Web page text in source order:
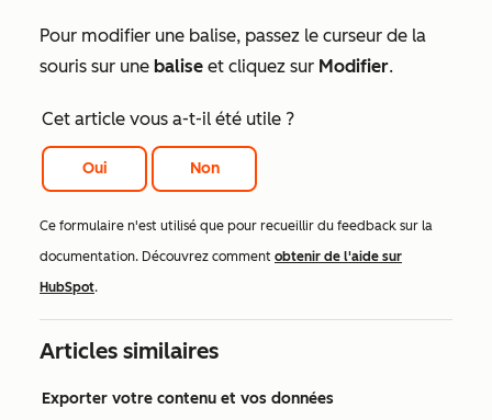
Pour modifier une balise, passez le curseur de la
souris sur une balise et cliquez sur Modifier.
Cet article vous a-t-il été utile ?
Oui Non
Ce formulaire n'est utilisé que pour recueillir du feedback sur la
documentation. Découvrez comment obtenir de l'aide sur
HubSpot.
Articles similaires
Exporter votre contenu et vos données